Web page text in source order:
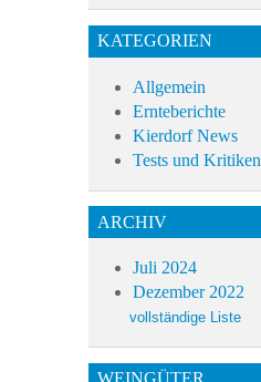
KATEGORIEN
Allgemein
Ernteberichte
Kierdorf News
Tests und Kritiken
ARCHIV
Juli 2024
Dezember 2022